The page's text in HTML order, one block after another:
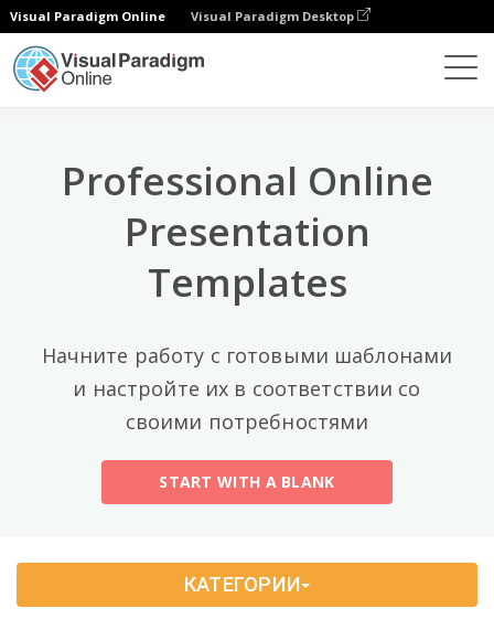
Visual Paradigm Online Visual Paradigm Desktop
Professional Online
Presentation
Templates
Начните работу с готовыми шаблонами
и настройте их в соответствии со
своими потребностями
START WITH A BLANK
×
Лучшие категории
General (56)
Art And Design (5)
Business (5)
Fashion (3)
Festival
Food And Drink (7)
Music (2)
КАТЕГОРИИ